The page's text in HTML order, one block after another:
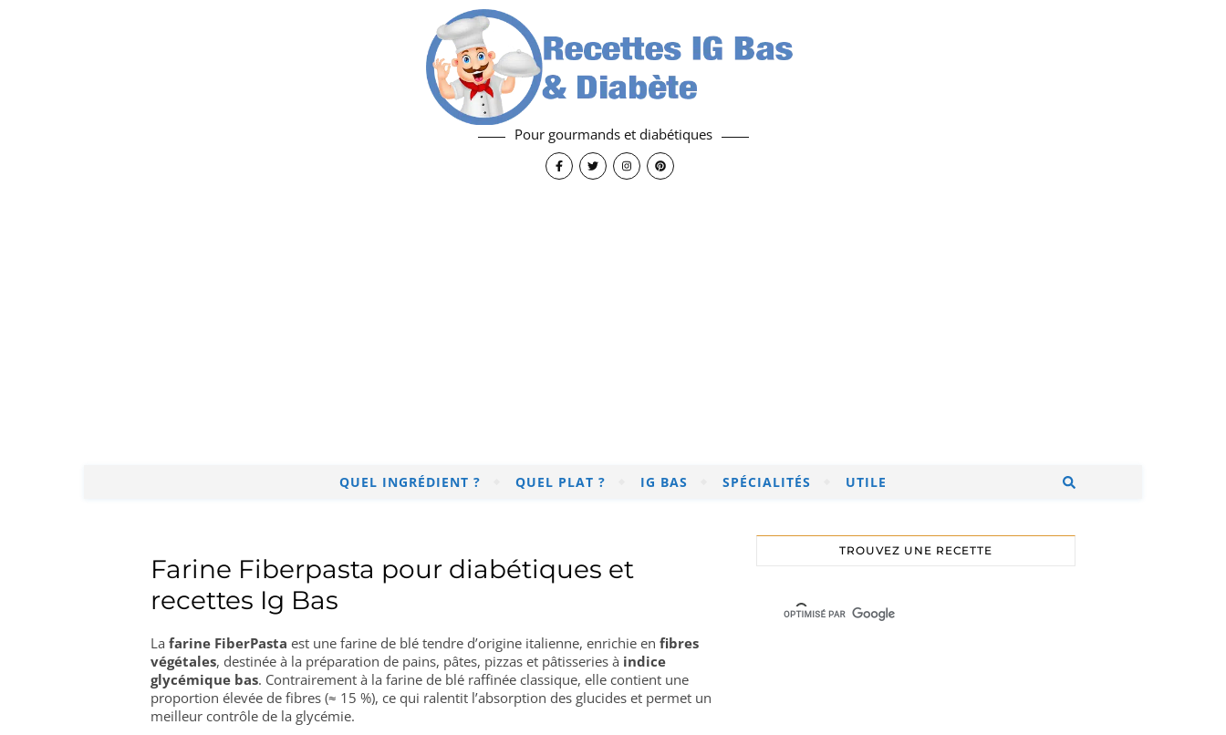
Pour gourmands et diabétiques
QUEL INGRÉDIENT ? QUEL PLAT ? IG BAS SPÉCIALITÉS UTILE
Farine Fiberpasta pour diabétiques et
recettes Ig Bas
La farine FiberPasta est une farine de blé tendre d’origine italienne, enrichie en fibres
végétales, destinée à la préparation de pains, pâtes, pizzas et pâtisseries à indice
glycémique bas. Contrairement à la farine de blé raffinée classique, elle contient une
proportion élevée de fibres (≈ 15 %), ce qui ralentit l’absorption des glucides et permet un
meilleur contrôle de la glycémie.
TROUVEZ UNE RECETTE